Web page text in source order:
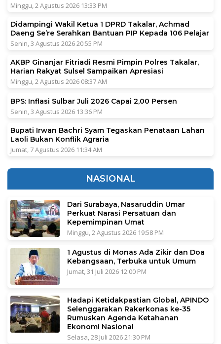
Minggu, 2 Agustus 2026 13:33 PM
Didampingi Wakil Ketua 1 DPRD Takalar, Achmad
Daeng Se’re Serahkan Bantuan PIP Kepada 106 Pelajar
Senin, 3 Agustus 2026 20:55 PM
AKBP Ginanjar Fitriadi Resmi Pimpin Polres Takalar,
Harian Rakyat Sulsel Sampaikan Apresiasi
Minggu, 2 Agustus 2026 08:37 AM
BPS: Inflasi Sulbar Juli 2026 Capai 2,00 Persen
Senin, 3 Agustus 2026 13:36 PM
Bupati Irwan Bachri Syam Tegaskan Penataan Lahan
Laoli Bukan Konflik Agraria
Jumat, 7 Agustus 2026 11:34 AM
NASIONAL
Dari Surabaya, Nasaruddin Umar
Perkuat Narasi Persatuan dan
Kepemimpinan Umat
Minggu, 2 Agustus 2026 19:58 PM
1 Agustus di Monas Ada Zikir dan Doa
Kebangsaan, Terbuka untuk Umum
Jumat, 31 Juli 2026 12:00 PM
Hadapi Ketidakpastian Global, APINDO
Selenggarakan Rakerkonas ke-35
Rumuskan Agenda Ketahanan
Ekonomi Nasional
Selasa, 28 Juli 2026 21:30 PM